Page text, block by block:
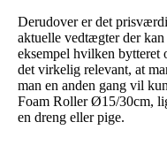
Derudover er det
aktuelle vedtægter der
eksempel hvilken bytteret
det virkelig relevant, at
man en anden gang vil
Foam Roller Ø15/30cm,
en dreng eller pige.